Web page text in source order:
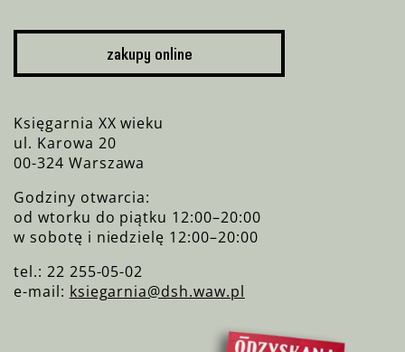
zakupy online
Księgarnia XX wieku
ul. Karowa 20
00-324 Warszawa
Godziny otwarcia:
od wtorku do piątku 12:00–20:00
w sobotę i niedzielę 12:00–20:00
tel.: 22 255-05-02
e-mail: ksiegarnia@dsh.waw.pl